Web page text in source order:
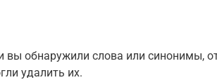
обнаружили слова или синонимы,
удалить их.